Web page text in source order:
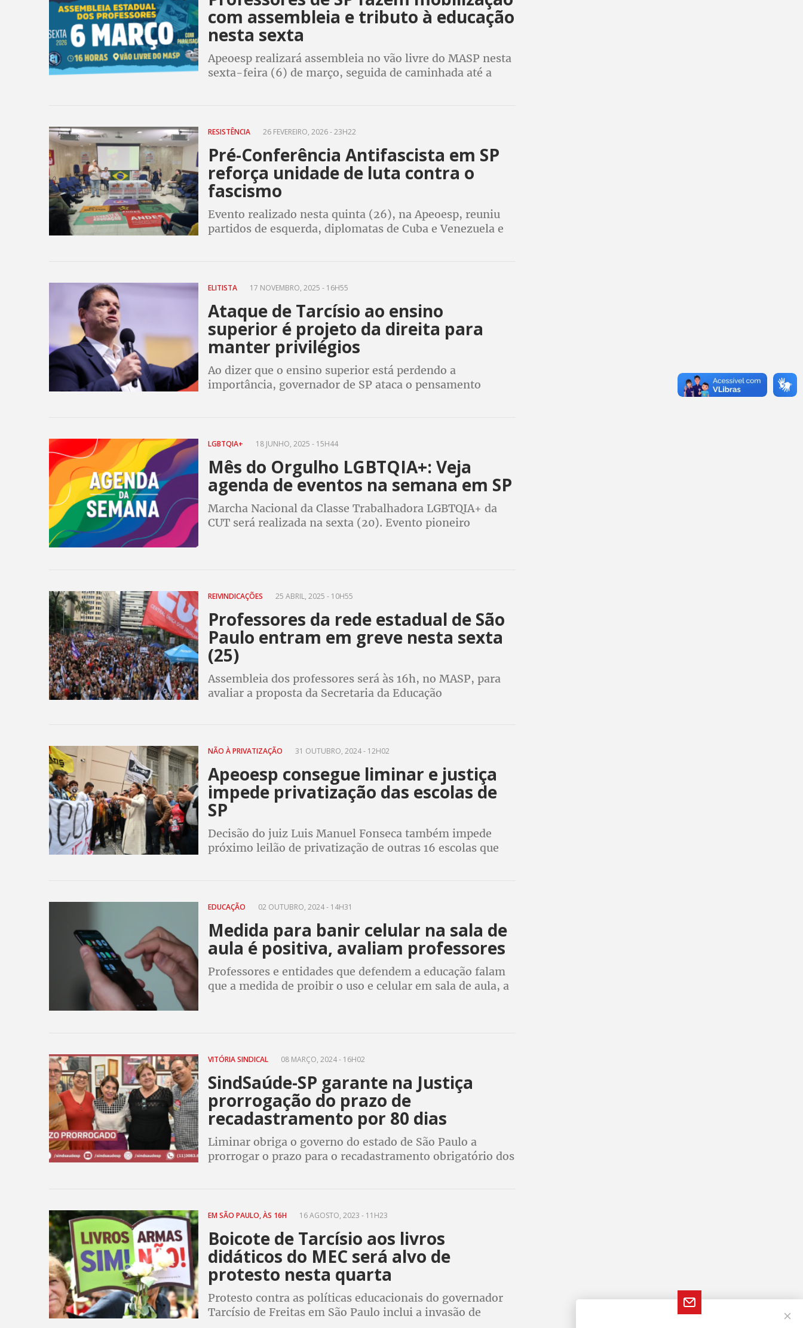
com assembleia e tributo à educação
nesta sexta
Apeoesp realizará assembleia no vão livre do MASP nesta
sexta-feira (6) de março, seguida de caminhada até a
RESISTÊNCIA 26 FEVEREIRO, 2026 - 23H22
Pré-Conferência Antifascista em SP
reforça unidade de luta contra o
fascismo
Evento realizado nesta quinta (26), na Apeoesp, reuniu
partidos de esquerda, diplomatas de Cuba e Venezuela e
ELITISTA 17 NOVEMBRO, 2025 - 16H55
Ataque de Tarcísio ao ensino
superior é projeto da direita para
manter privilégios
Ao dizer que o ensino superior está perdendo a
importância, governador de SP ataca o pensamento
LGBTQIA+ 18 JUNHO, 2025 - 15H44
Mês do Orgulho LGBTQIA+: Veja
agenda de eventos na semana em SP
Marcha Nacional da Classe Trabalhadora LGBTQIA+ da
CUT será realizada na sexta (20). Evento pioneiro
REIVINDICAÇÕES 25 ABRIL, 2025 - 10H55
Professores da rede estadual de São
Paulo entram em greve nesta sexta
(25)
Assembleia dos professores será às 16h, no MASP, para
avaliar a proposta da Secretaria da Educação
NÃO À PRIVATIZAÇÃO 31 OUTUBRO, 2024 - 12H02
Apeoesp consegue liminar e justiça
impede privatização das escolas de
SP
Decisão do juiz Luis Manuel Fonseca também impede
próximo leilão de privatização de outras 16 escolas que
EDUCAÇÃO 02 OUTUBRO, 2024 - 14H31
Medida para banir celular na sala de
aula é positiva, avaliam professores
Professores e entidades que defendem a educação falam
que a medida de proibir o uso e celular em sala de aula, a
VITÓRIA SINDICAL 08 MARÇO, 2024 - 16H02
SindSaúde-SP garante na Justiça
prorrogação do prazo de
recadastramento por 80 dias
Liminar obriga o governo do estado de São Paulo a
prorrogar o prazo para o recadastramento obrigatório dos
EM SÃO PAULO, ÀS 16H 16 AGOSTO, 2023 - 11H23
Boicote de Tarcísio aos livros
didáticos do MEC será alvo de
protesto nesta quarta
Protesto contra as políticas educacionais do governador
Tarcísio de Freitas em São Paulo inclui a invasão de